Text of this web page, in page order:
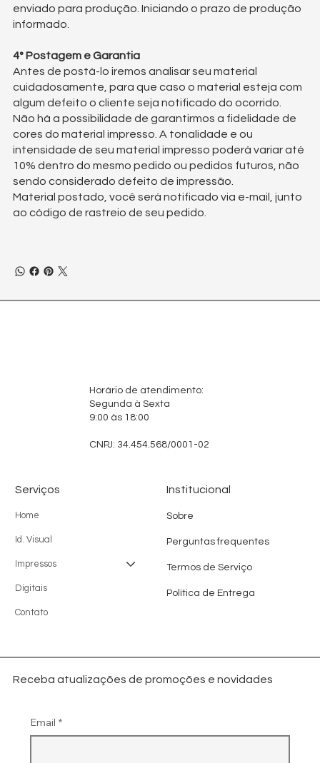
enviado para produção. Iniciando o prazo de produção
informado.
4° Postagem e Garantia
Antes de postá-lo iremos analisar seu material
cuidadosamente, para que caso o material esteja com
algum defeito o cliente seja notificado do ocorrido.
Não há a possibilidade de garantirmos a fidelidade de
cores do material impresso. A tonalidade e ou
intensidade de seu material impresso poderá variar até
10% dentro do mesmo pedido ou pedidos futuros, não
sendo considerado defeito de impressão.
Material postado, você será notificado via e-mail, junto
ao código de rastreio de seu pedido.
Horário de atendimento:
Segunda à Sexta
9:00 às 18:00
CNPJ: 34.454.568/0001-02
Serviços
Home
Id. Visual
Impressos
Digitais
Contato
Institucional
Sobre
Perguntas frequentes
Termos de Serviço
Política de Entrega
Receba atualizações de promoções e novidades
Email *